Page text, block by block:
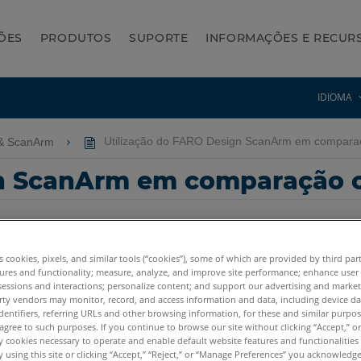
PRODUTOS SUPORTE INFORMAÇÕES E
IDIOMA
ScanArm Utilização do FARO Design ScanArm em
ScanArm em comparação
cookies, pixels, and similar tools (“cookies”), some of which are provided by third
and functionality; measure, analyze, and improve site performance; enhance user
and interactions; personalize content; and support our advertising and
vendors may monitor, record, and access information and data, including device
referring URLs and other browsing information, for these and similar
to such purposes. If you continue to browse our site without clicking “Accept,”
cookies necessary to operate and enable default website features and
using this site or clicking “Accept,” “Reject,” or “Manage Preferences” you